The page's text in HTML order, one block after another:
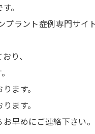
。
プラント症例専門サイ
り、
ます。
ます。
早めにご連絡下さい。